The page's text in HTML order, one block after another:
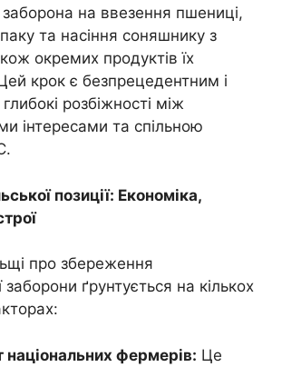
на ввезення пшениці,
та насіння соняшнику з
окремих продуктів їх
крок є безпрецедентним і
розбіжності між
інтересами та спільною
позиції: Економіка,
про збереження
заборони ґрунтується на кількох
національних фермерів: Це